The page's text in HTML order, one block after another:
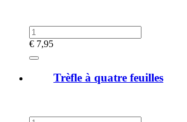
€ 7,95
Trèfle à quatre feuilles